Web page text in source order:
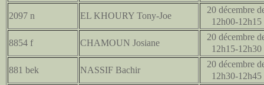
2097 n EL KHOURY Tony-Joe
20 décembre
12h00-12h15
8854 f CHAMOUN Josiane
20 décembre
12h15-12h30
881 bek NASSIF Bachir
20 décembre
12h30-12h45